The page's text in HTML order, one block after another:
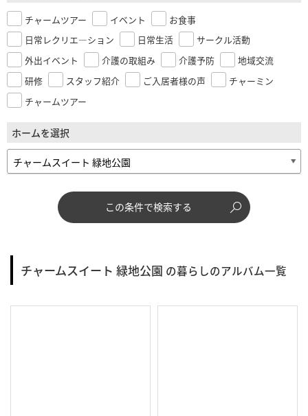
チャームツアー イベント
お食事
日常レクリエ―ション
日常生活
サークル活動
外出イベント
介護の取組み 介護予防
地域交流
研修
スタッフ紹介 ご入居者様の声
チャーミン
チャームツアー
ホームを選択
この条件で検索する
チャームスイート 緑地公園 の暮らしのアルバム一覧